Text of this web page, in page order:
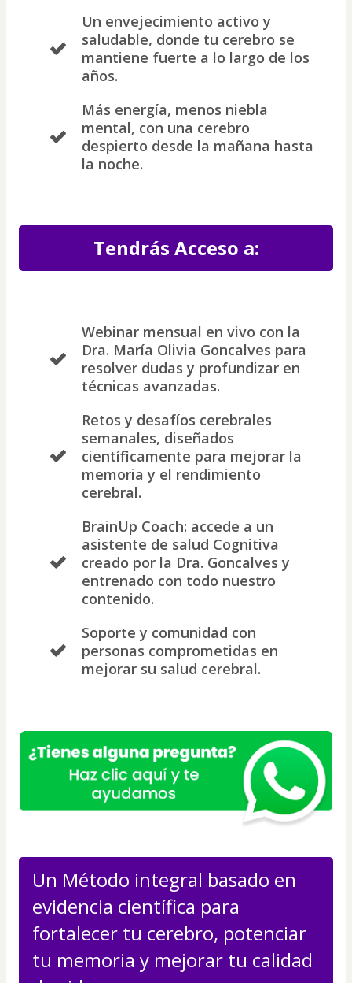
Un envejecimiento activo y
saludable, donde tu cerebro se
mantiene fuerte a lo largo de los
años.
Más energía, menos niebla
mental, con una cerebro
despierto desde la mañana hasta
la noche.
Tendrás Acceso a:
Webinar mensual en vivo con la
Dra. María Olivia Goncalves para
resolver dudas y profundizar en
técnicas avanzadas.
Retos y desafíos cerebrales
semanales, diseñados
científicamente para mejorar la
memoria y el rendimiento
cerebral.
BrainUp Coach: accede a un
asistente de salud Cognitiva
creado por la Dra. Goncalves y
entrenado con todo nuestro
contenido.
Soporte y comunidad con
personas comprometidas en
mejorar su salud cerebral.
Un Método integral basado en
evidencia científica para
fortalecer tu cerebro, potenciar
tu memoria y mejorar tu calidad